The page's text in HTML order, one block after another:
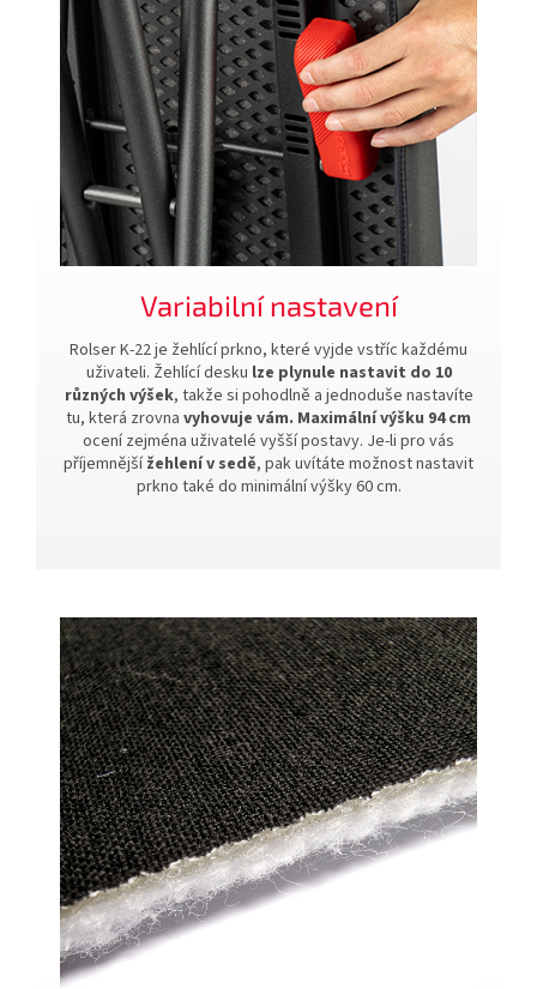
Variabilní nastavení
Rolser K-22 je žehlící prkno, které vyjde vstříc každému
uživateli. Žehlící desku lze plynule nastavit do 10
různých výšek, takže si pohodlně a jednoduše nastavíte
tu, která zrovna vyhovuje vám. Maximální výšku 94 cm
ocení zejména uživatelé vyšší postavy. Je-li pro vás
příjemnějšížehlení v sedě, pak uvítáte možnost nastavit
prkno také do minimální výšky 60 cm.